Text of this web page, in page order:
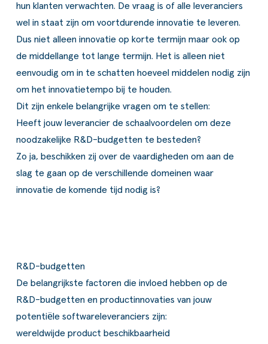
hun klanten verwachten. De vraag is of alle leveranciers
wel in staat zijn om voortdurende innovatie te leveren.
Dus niet alleen innovatie op korte termijn maar ook op
de middellange tot lange termijn. Het is alleen niet
eenvoudig om in te schatten hoeveel middelen nodig zijn
om het innovatietempo bij te houden.
Dit zijn enkele belangrijke vragen om te stellen:
Heeft jouw leverancier de schaalvoordelen om deze
noodzakelijke R&D-budgetten te besteden?
Zo ja, beschikken zij over de vaardigheden om aan de
slag te gaan op de verschillende domeinen waar
innovatie de komende tijd nodig is?
R&D-budgetten
De belangrijkste factoren die invloed hebben op de
R&D-budgetten en productinnovaties van jouw
potentiële softwareleveranciers zijn:
wereldwijde product beschikbaarheid